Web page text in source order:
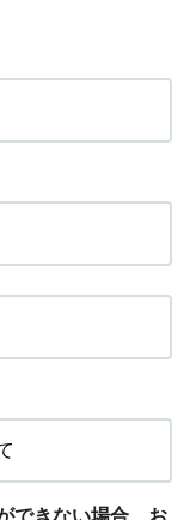
できない場合、お